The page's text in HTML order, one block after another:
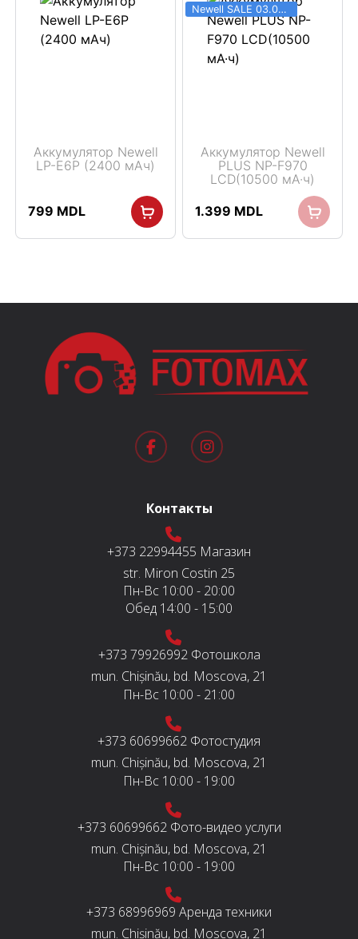
Аккумулятор Newell
LP-E6P (2400 мАч)
799 MDL
Newell SALE 03.06 - 31.08
Аккумулятор Newell
PLUS NP-F970
LCD(10500 мА·ч)
1.399 MDL
Контакты
+373 22994455 Магазин
str. Miron Costin 25
Пн-Вс 10:00 - 20:00
Обед 14:00 - 15:00
+373 79926992 Фотошкола
mun. Chișinău, bd. Moscova, 21
Пн-Вс 10:00 - 21:00
+373 60699662 Фотостудия
mun. Chișinău, bd. Moscova, 21
Пн-Вс 10:00 - 19:00
+373 60699662 Фото-видео услуги
mun. Chișinău, bd. Moscova, 21
Пн-Вс 10:00 - 19:00
+373 68996969 Аренда техники
mun. Chișinău, bd. Moscova, 21